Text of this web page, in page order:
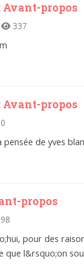
Avant-propos
337
Avant-propos
de yves
propos
pour des
que l&rsquo;on